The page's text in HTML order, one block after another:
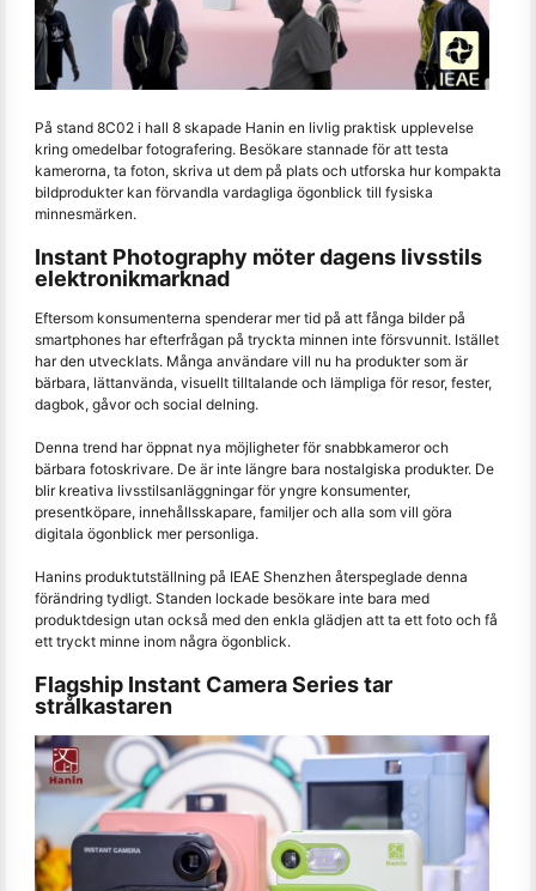
På stand 8C02 i hall 8 skapade Hanin en livlig praktisk upplevelse
kring omedelbar fotografering. Besökare stannade för att testa
kamerorna, ta foton, skriva ut dem på plats och utforska hur kompakta
bildprodukter kan förvandla vardagliga ögonblick till fysiska
minnesmärken.
Instant Photography möter dagens livsstils
elektronikmarknad
Eftersom konsumenterna spenderar mer tid på att fånga bilder på
smartphones har efterfrågan på tryckta minnen inte försvunnit. Istället
har den utvecklats. Många användare vill nu ha produkter som är
bärbara, lättanvända, visuellt tilltalande och lämpliga för resor, fester,
dagbok, gåvor och social delning.
Denna trend har öppnat nya möjligheter för snabbkameror och
bärbara fotoskrivare. De är inte längre bara nostalgiska produkter. De
blir kreativa livsstilsanläggningar för yngre konsumenter,
presentköpare, innehållsskapare, familjer och alla som vill göra
digitala ögonblick mer personliga.
Hanins produktutställning på IEAE Shenzhen återspeglade denna
förändring tydligt. Standen lockade besökare inte bara med
produktdesign utan också med den enkla glädjen att ta ett foto och få
ett tryckt minne inom några ögonblick.
Flagship Instant Camera Series tar
strålkastaren